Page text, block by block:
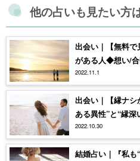
他の占いも見たい方
出会い｜【無料
がある人◆想い/
2022.11.1
出会い｜【縁ナシ
ある異性”と“縁深
2022.10.30
結婚占い｜『私も